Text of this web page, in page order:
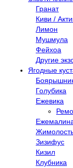
Гранат
Киви /
Лимон
Мушмула
Фейхоа
Другие
Ягодные
Голубика
Ежевика
Зизифус
Кизил
Клубника